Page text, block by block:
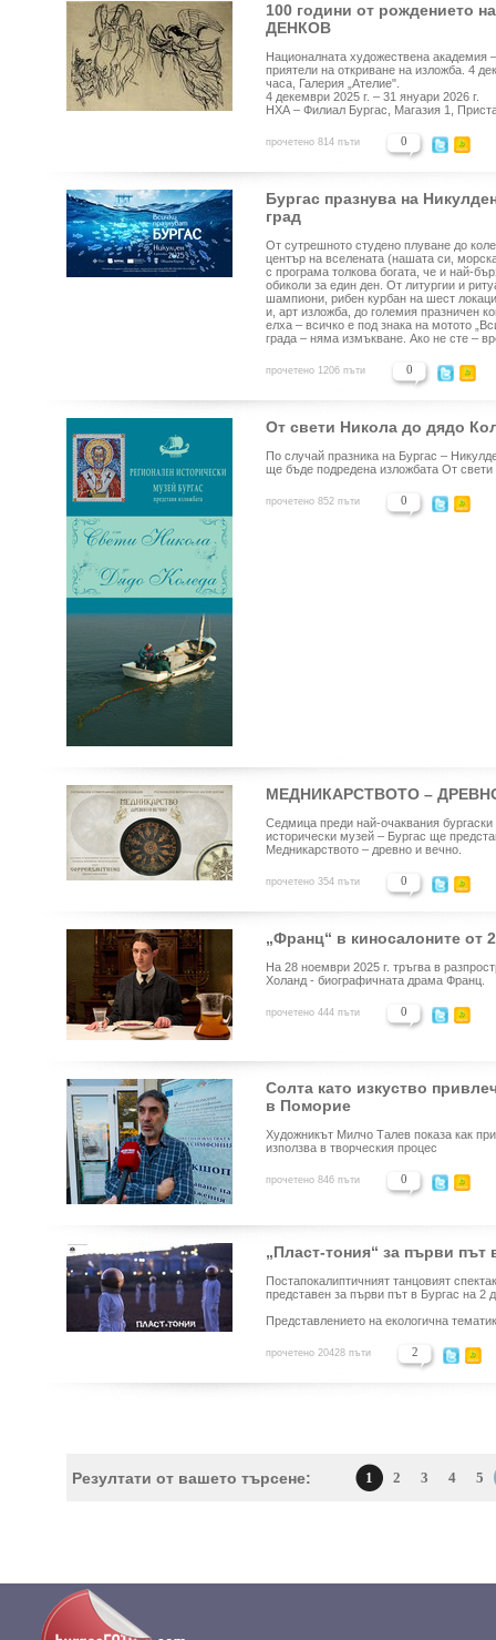
100 години от рождението
ДЕНКОВ
Националната художествена академия
приятели на откриване на изложба. 4
часа, Галерия „Ателие".
4 декември 2025 г. – 31 януари 2026 г.
НХА – Филиал Бургас, Магазия 1,
прочетено 814 пъти 0
Бургас празнува на
град
От сутрешното студено плуване до
център на вселената (нашата си,
с програма толкова богата, че и най-
обиколи за един ден. От литургии и
шампиони, рибен курбан на шест
и, арт изложба, до големия празничен
елха – всичко е под знака на мотото
града – няма измъкване. Ако не сте –
прочетено 1206 пъти 0
От свети Никола до дядо
По случай празника на Бургас –
ще бъде подредена изложбата От
прочетено 852 пъти 0
МЕДНИКАРСТВОТО –
Седмица преди най-очаквания
исторически музей – Бургас ще
Медникарството – древно и вечно.
прочетено 354 пъти 0
„Франц“ в киносалоните от
На 28 ноември 2025 г. тръгва в
Холанд - биографичната драма Франц.
прочетено 444 пъти 0
Солта като изкуство
в Поморие
Художникът Милчо Талев показа как
използва в творческия процес
прочетено 846 пъти 0
„Пласт-тония“ за първи път
Постапокалиптичният танцовият
представен за първи път в Бургас на 2
Представлението на екологична
прочетено 20428 пъти 2
Резултати от вашето търсене: 1 2 3 4 5